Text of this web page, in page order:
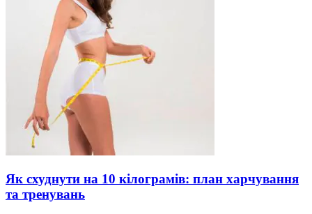
Як схуднути на 10 кілограмів: план харчування
та тренувань